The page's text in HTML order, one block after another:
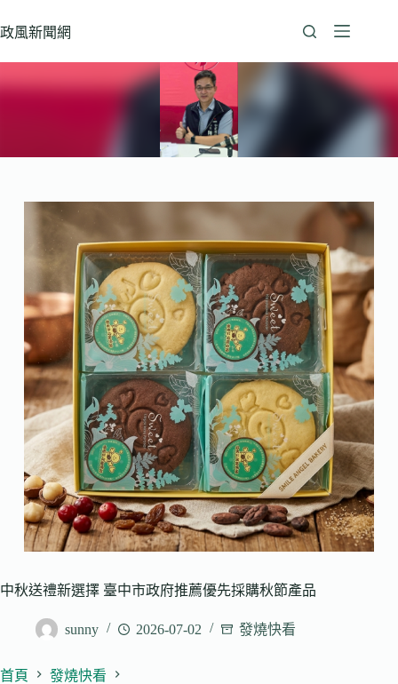
至
政風新聞網
中秋送禮新選擇 臺中市政府推薦優先採購秋節產品
sunny 2026-07-02 發燒快看
首頁
發燒快看